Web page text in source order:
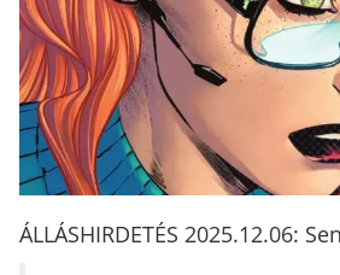
ÁLLÁSHIRDETÉS 2025.12.06: